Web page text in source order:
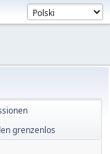
grenzenlos